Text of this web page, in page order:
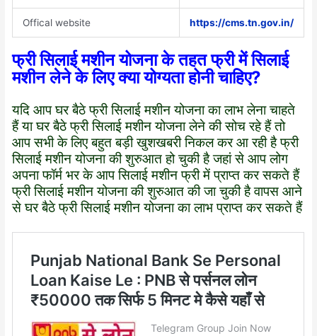
Offical website https://cms.tn.gov.in/
फ्री सिलाई मशीन योजना के तहत फ्री में सिलाई
मशीन लेने के लिए क्या योग्यता होनी चाहिए?
यदि आप घर बैठे फ्री सिलाई मशीन योजना का लाभ लेना चाहते
हैं या घर बैठे फ्री सिलाई मशीन योजना लेने की सोच रहे हैं तो
आप सभी के लिए बहुत बड़ी खुशखबरी निकल कर आ रही है फ्री
सिलाई मशीन योजना की शुरुआत हो चुकी है जहां से आप लोग
अपना फॉर्म भर के आप सिलाई मशीन फ्री में प्राप्त कर सकते हैं
फ्री सिलाई मशीन योजना की शुरुआत की जा चुकी है वापस आने
से घर बैठे फ्री सिलाई मशीन योजना का लाभ प्राप्त कर सकते हैं